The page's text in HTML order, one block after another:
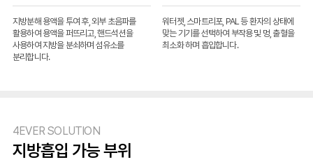
지방분해 용액을 투여 후, 외부 초음파를
활용하여 용액을 퍼뜨리고, 핸드석션을
사용하여 지방을 분쇠하며 섬유소를
분리합니다.
워터젯, 스마트리포, PAL 등 환자의 상태에
맞는 기기를 선택하여 부작용 및 멍, 출혈을
최소화 하며 흡입합니다.
4EVER SOLUTION
지방흡입 가능 부위